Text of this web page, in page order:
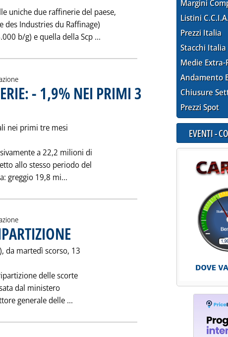
uniche due raffinerie del paese,
des Industries du Raffinage)
b/g) e quella della Scp ... Leggi tutta la notizia: 'MAROCCO:
- 1,9% NEI PRIMI 3
nei primi tre mesi
a 22,2 milioni di
allo stesso periodo del
greggio 19,8 mi... Leggi tutta la notizia: 'LAVORAZIONI
da martedì scorso, 13
delle scorte
dal ministero
generale delle ... Leggi tutta la notizia: 'SCORTE: LA NUOVA
Margini
Listini
Prezzi Italia
Stacchi Italia
Medie Extra-
Andamento
Chiusure
Prezzi Spot
EVENTI -